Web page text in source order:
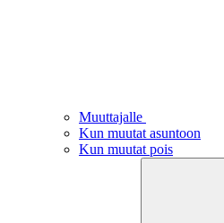
Muuttajalle
Kun muutat asuntoon
Kun muutat pois